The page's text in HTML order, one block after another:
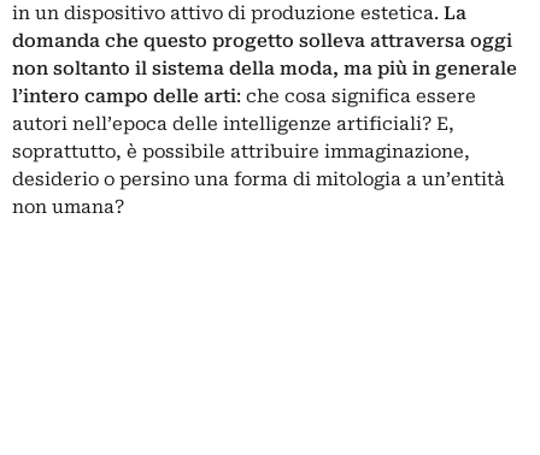
in un dispositivo attivo di produzione estetica. La
domanda che questo progetto solleva attraversa oggi
non soltanto il sistema della moda, ma più in generale
l’intero campo delle arti: che cosa significa essere
autori nell’epoca delle intelligenze artificiali? E,
soprattutto, è possibile attribuire immaginazione,
desiderio o persino una forma di mitologia a un’entità
non umana?